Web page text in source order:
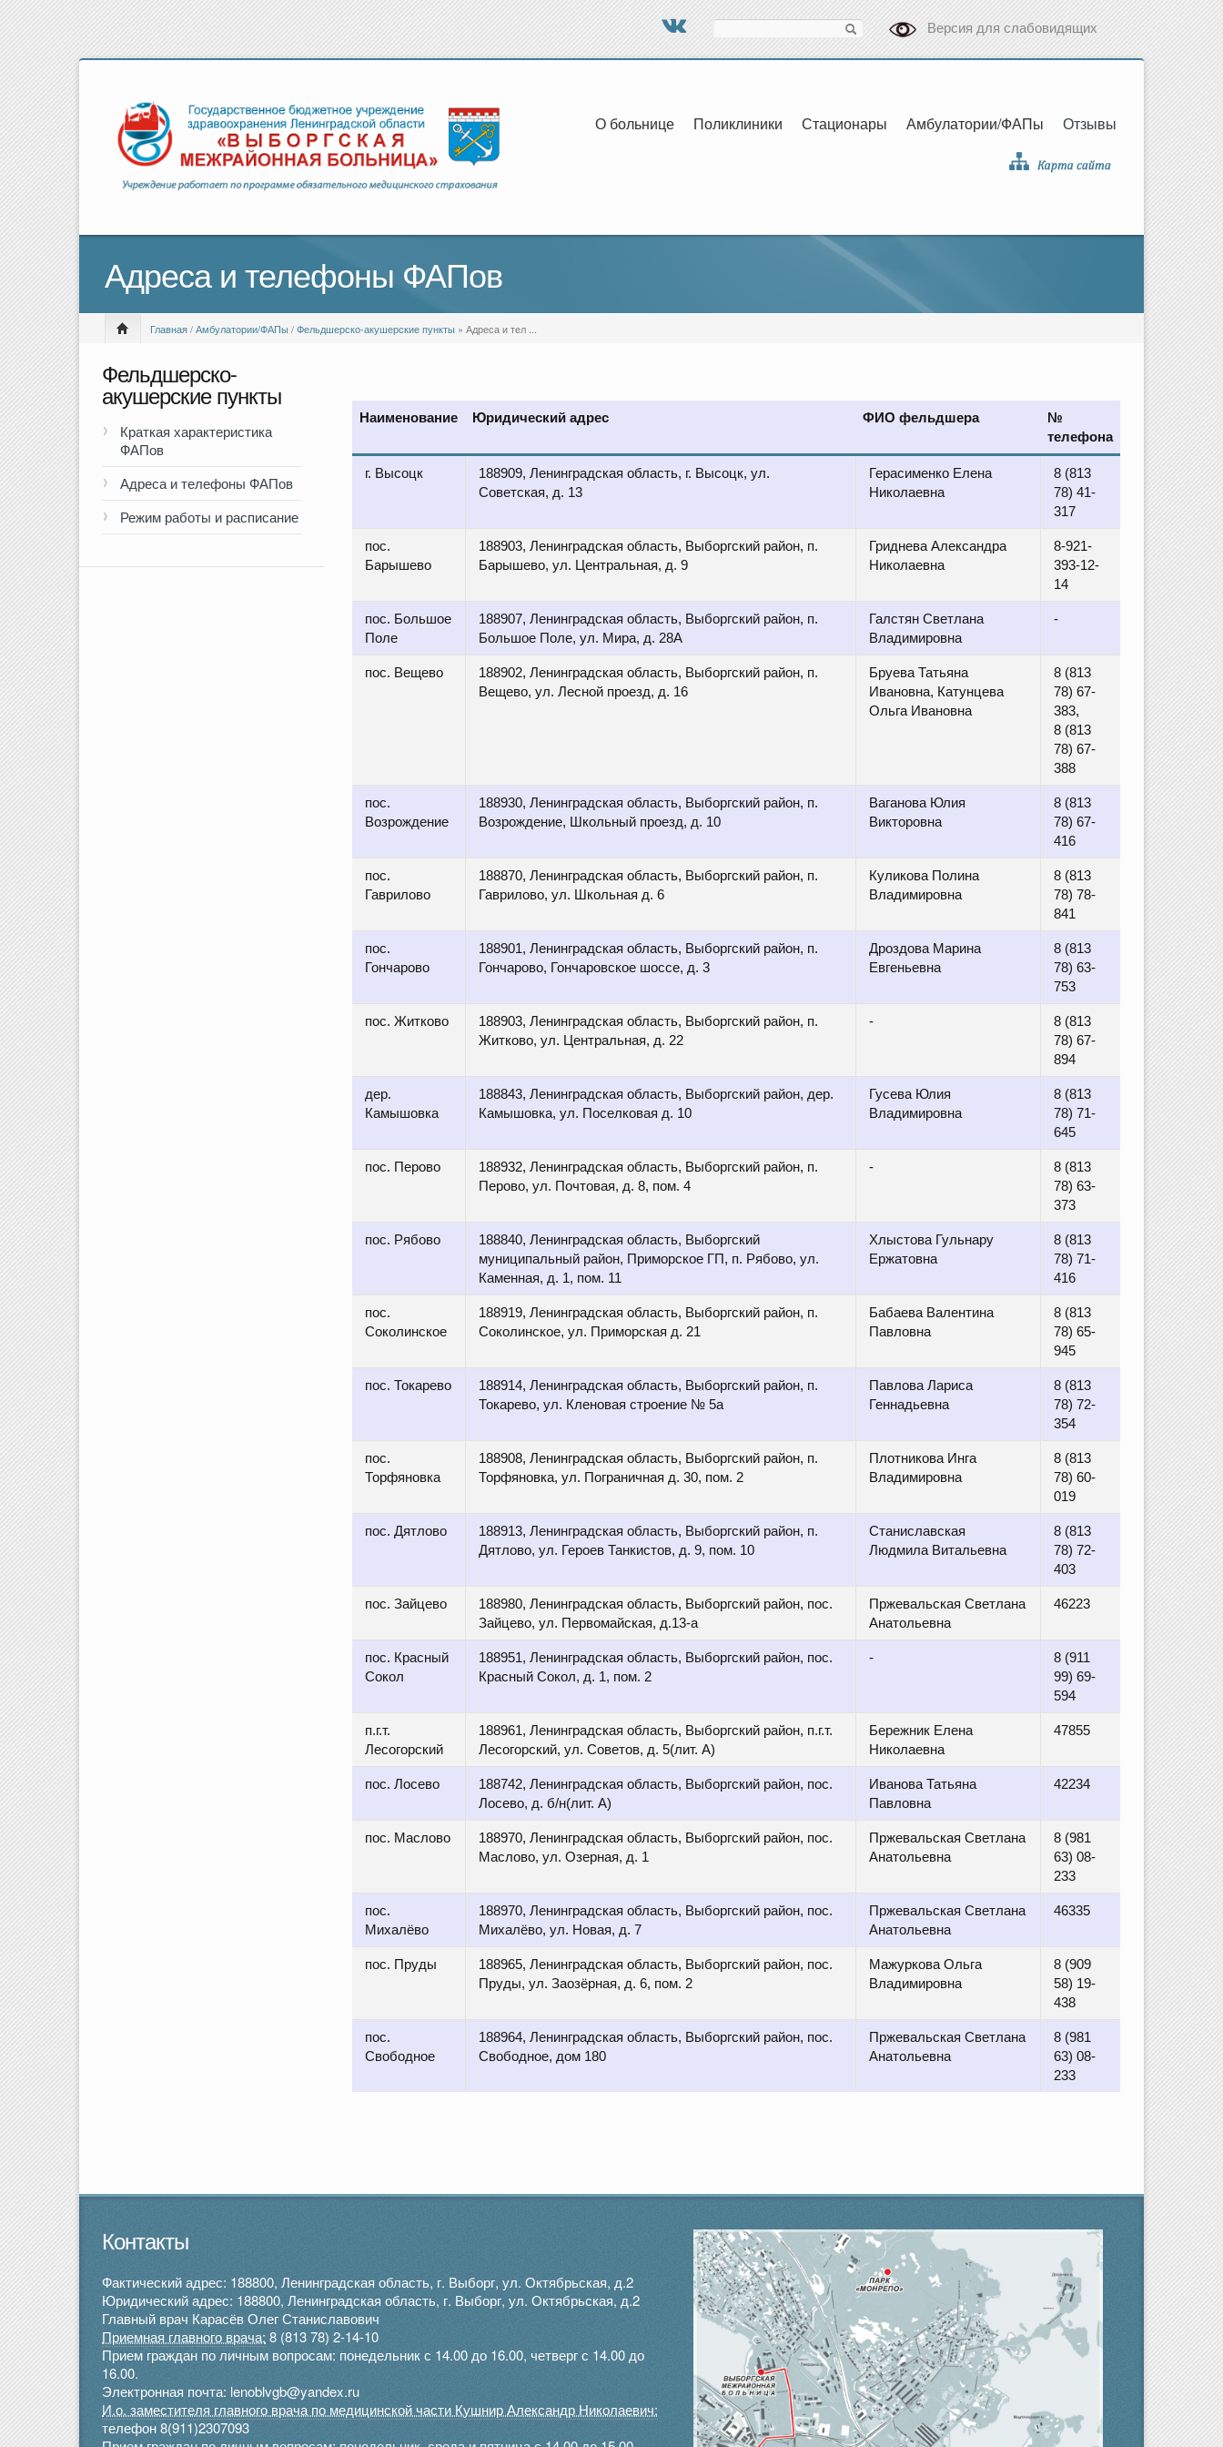
Версия для слабовидящих
О больнице Поликлиники Стационары Амбулатории/ФАПы Отзывы
Адреса и телефоны ФАПов
Главная/Амбулатории/ФАПы/Фельдшерско-акушерские пункты » Адреса и тел ...
Фельдшерско-
акушерские пункты
Краткая характеристика
ФАПов
Адреса и телефоны ФАПов
Режим работы и расписание
Наименование Юридический адрес ФИО фельдшера
№
телефона
г. Высоцк
188909, Ленинградская область, г. Высоцк, ул.
Советская, д. 13
Герасименко Елена
Николаевна
8 (813
78) 41-
317
пос.
Барышево
188903, Ленинградская область, Выборгский район, п.
Барышево, ул. Центральная, д. 9
Гриднева Александра
Николаевна
8-921-
393-12-
14
пос. Большое
Поле
188907, Ленинградская область, Выборгский район, п.
Большое Поле, ул. Мира, д. 28А
Галстян Светлана
Владимировна
-
пос. Вещево
188902, Ленинградская область, Выборгский район, п.
Вещево, ул. Лесной проезд, д. 16
Бруева Татьяна
Ивановна, Катунцева
Ольга Ивановна
8 (813
78) 67-
383,
8 (813
78) 67-
388
пос.
Возрождение
188930, Ленинградская область, Выборгский район, п.
Возрождение, Школьный проезд, д. 10
Ваганова Юлия
Викторовна
8 (813
78) 67-
416
пос.
Гаврилово
188870, Ленинградская область, Выборгский район, п.
Гаврилово, ул. Школьная д. 6
Куликова Полина
Владимировна
8 (813
78) 78-
841
пос.
Гончарово
188901, Ленинградская область, Выборгский район, п.
Гончарово, Гончаровское шоссе, д. 3
Дроздова Марина
Евгеньевна
8 (813
78) 63-
753
пос. Житково
188903, Ленинградская область, Выборгский район, п.
Житково, ул. Центральная, д. 22
-
8 (813
78) 67-
894
дер.
Камышовка
188843, Ленинградская область, Выборгский район, дер.
Камышовка, ул. Поселковая д. 10
Гусева Юлия
Владимировна
8 (813
78) 71-
645
пос. Перово
188932, Ленинградская область, Выборгский район, п.
Перово, ул. Почтовая, д. 8, пом. 4
-
8 (813
78) 63-
373
пос. Рябово
188840, Ленинградская область, Выборгский
муниципальный район, Приморское ГП, п. Рябово, ул.
Каменная, д. 1, пом. 11
Хлыстова Гульнару
Ержатовна
8 (813
78) 71-
416
пос.
Соколинское
188919, Ленинградская область, Выборгский район, п.
Соколинское, ул. Приморская д. 21
Бабаева Валентина
Павловна
8 (813
78) 65-
945
пос. Токарево
188914, Ленинградская область, Выборгский район, п.
Токарево, ул. Кленовая строение № 5а
Павлова Лариса
Геннадьевна
8 (813
78) 72-
354
пос.
Торфяновка
188908, Ленинградская область, Выборгский район, п.
Торфяновка, ул. Пограничная д. 30, пом. 2
Плотникова Инга
Владимировна
8 (813
78) 60-
019
пос. Дятлово
188913, Ленинградская область, Выборгский район, п.
Дятлово, ул. Героев Танкистов, д. 9, пом. 10
Станиславская
Людмила Витальевна
8 (813
78) 72-
403
пос. Зайцево
188980, Ленинградская область, Выборгский район, пос.
Зайцево, ул. Первомайская, д.13-а
Пржевальская Светлана
Анатольевна
46223
пос. Красный
Сокол
188951, Ленинградская область, Выборгский район, пос.
Красный Сокол, д. 1, пом. 2
-
8 (911
99) 69-
594
п.г.т.
Лесогорский
188961, Ленинградская область, Выборгский район, п.г.т.
Лесогорский, ул. Советов, д. 5(лит. А)
Бережник Елена
Николаевна
47855
пос. Лосево
188742, Ленинградская область, Выборгский район, пос.
Лосево, д. б/н(лит. А)
Иванова Татьяна
Павловна
42234
пос. Маслово
188970, Ленинградская область, Выборгский район, пос.
Маслово, ул. Озерная, д. 1
Пржевальская Светлана
Анатольевна
8 (981
63) 08-
233
пос.
Михалёво
188970, Ленинградская область, Выборгский район, пос.
Михалёво, ул. Новая, д. 7
Пржевальская Светлана
Анатольевна
46335
пос. Пруды
188965, Ленинградская область, Выборгский район, пос.
Пруды, ул. Заозёрная, д. 6, пом. 2
Мажуркова Ольга
Владимировна
8 (909
58) 19-
438
пос.
Свободное
188964, Ленинградская область, Выборгский район, пос.
Свободное, дом 180
Пржевальская Светлана
Анатольевна
8 (981
63) 08-
233
Контакты
Фактический адрес: 188800, Ленинградская область, г. Выборг, ул. Октябрьская, д.2
Юридический адрес: 188800, Ленинградская область, г. Выборг, ул. Октябрьская, д.2
Главный врач Карасёв Олег Станиславович
Приемная главного врача: 8 (813 78) 2-14-10
Прием граждан по личным вопросам: понедельник с 14.00 до 16.00, четверг с 14.00 до
16.00.
Электронная почта: lenoblvgb@yandex.ru
И.о. заместителя главного врача по медицинской части Кушнир Александр Николаевич:
телефон 8(911)2307093